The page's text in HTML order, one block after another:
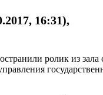
16:31),
ролик из зала